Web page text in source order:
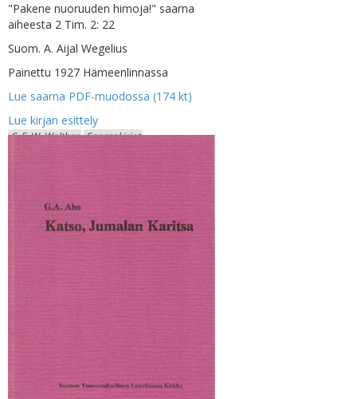
"Pakene nuoruuden himoja!" saarna
aiheesta 2 Tim. 2: 22
Suom. A. Aijal Wegelius
Painettu 1927 Hämeenlinnassa
Lue saarna PDF-muodossa (174 kt)
C. F. W. Walther Saarnakirjat